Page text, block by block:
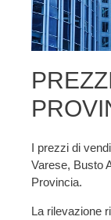
I prezzi di
Varese, Busto
Provincia.
La rilevazione